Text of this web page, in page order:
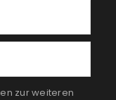
zur weiteren